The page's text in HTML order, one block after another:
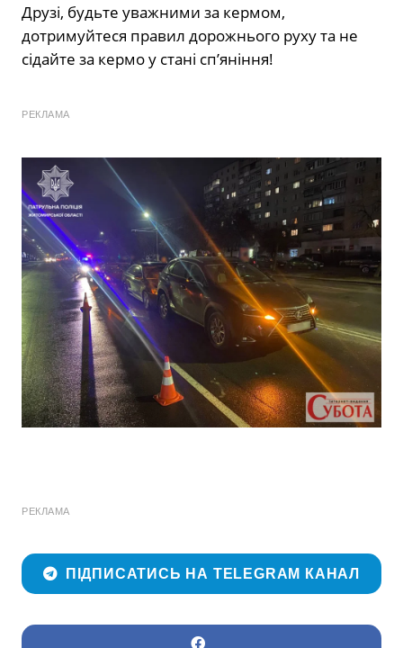
Друзі, будьте уважними за кермом,
дотримуйтеся правил дорожнього руху та не
сідайте за кермо у стані сп’яніння!
РЕКЛАМА
РЕКЛАМА
ПІДПИСАТИСЬ НА TELEGRAM КАНАЛ